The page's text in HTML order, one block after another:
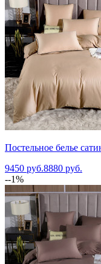
Постельное белье
9450 руб.8880 руб.
--1%